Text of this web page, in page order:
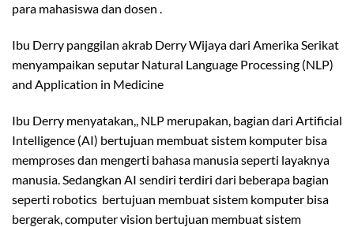
para mahasiswa dan dosen .
Ibu Derry panggilan akrab Derry Wijaya dari Amerika Serikat
menyampaikan seputar Natural Language Processing (NLP)
and Application in Medicine
Ibu Derry menyatakan,, NLP merupakan, bagian dari Artificial
Intelligence (AI) bertujuan membuat sistem komputer bisa
memproses dan mengerti bahasa manusia seperti layaknya
manusia. Sedangkan AI sendiri terdiri dari beberapa bagian
seperti robotics bertujuan membuat sistem komputer bisa
bergerak, computer vision bertujuan membuat sistem